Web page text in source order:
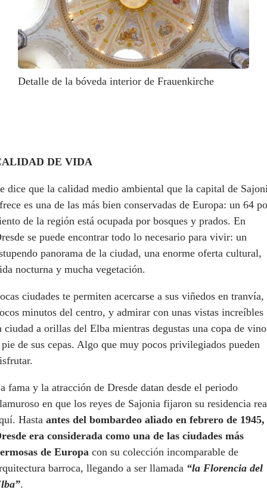
Detalle de la bóveda interior de Frauenkirche
DE VIDA
dice que la calidad medio ambiental que la capital de
es una de las más bien conservadas de Europa: un 64
de la región está ocupada por bosques y prados. En
se puede encontrar todo lo necesario para vivir: un
panorama de la ciudad, una enorme oferta cultural,
nocturna y mucha vegetación.
ciudades te permiten acercarse a sus viñedos en tranvía,
minutos del centro, y admirar con unas vistas increíbles
ciudad a orillas del Elba mientras degustas una copa de vino
pie de sus cepas. Algo que muy pocos privilegiados pueden
fama y la atracción de Dresde datan desde el periodo
en que los reyes de Sajonia fijaron su residencia
Hasta antes del bombardeo aliado en febrero de 1945,
era considerada como una de las ciudades más
de Europa con su colección incomparable de
barroca, llegando a ser llamada “la Florencia del
.